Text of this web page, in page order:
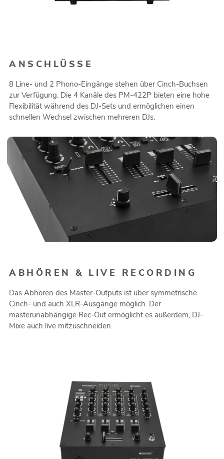
ANSCHLÜSSE
8 Line- und 2 Phono-Eingänge stehen über Cinch-Buchsen
zur Verfügung. Die 4 Kanäle des PM-422P bieten eine hohe
Flexibilität während des DJ-Sets und ermöglichen einen
schnellen Wechsel zwischen mehreren DJs.
ABHÖREN & LIVE RECORDING
Das Abhören des Master-Outputs ist über symmetrische
Cinch- und auch XLR-Ausgänge möglich. Der
masterunabhängige Rec-Out ermöglicht es außerdem, DJ-
Mixe auch live mitzuschneiden.